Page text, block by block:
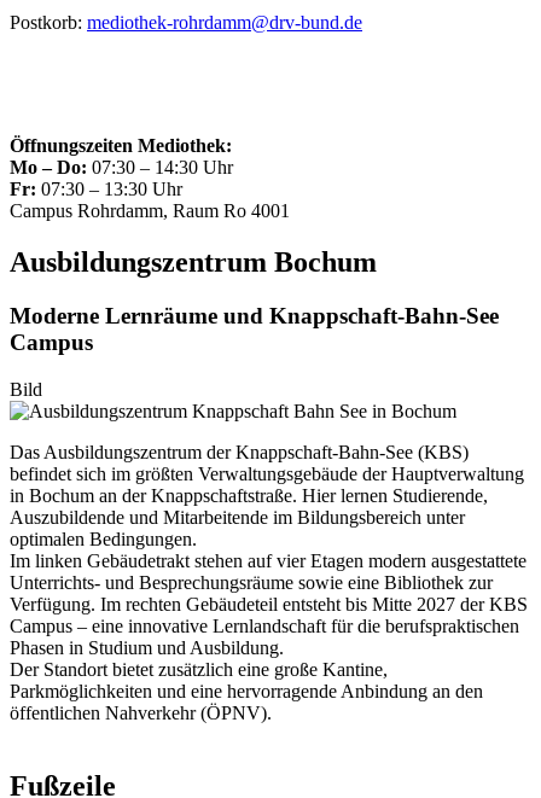
Postkorb: mediothek-rohrdamm@drv-bund.de
Öffnungszeiten Mediothek:
Mo – Do: 07:30 – 14:30 Uhr
Fr: 07:30 – 13:30 Uhr
Campus Rohrdamm, Raum Ro 4001
Ausbildungszentrum Bochum
Moderne Lernräume und Knappschaft-Bahn-See
Campus
Bild
Das Ausbildungszentrum der Knappschaft-Bahn-See (KBS)
befindet sich im größten Verwaltungsgebäude der Hauptverwaltung
in Bochum an der Knappschaftstraße. Hier lernen Studierende,
Auszubildende und Mitarbeitende im Bildungsbereich unter
optimalen Bedingungen.
Im linken Gebäudetrakt stehen auf vier Etagen modern ausgestattete
Unterrichts- und Besprechungsräume sowie eine Bibliothek zur
Verfügung. Im rechten Gebäudeteil entsteht bis Mitte 2027 der KBS
Campus – eine innovative Lernlandschaft für die berufspraktischen
Phasen in Studium und Ausbildung.
Der Standort bietet zusätzlich eine große Kantine,
Parkmöglichkeiten und eine hervorragende Anbindung an den
öffentlichen Nahverkehr (ÖPNV).
Fußzeile